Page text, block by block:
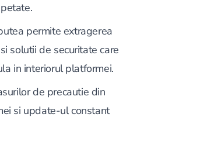
permite extragerea
solutii de securitate care
in interiorul platformei.
de precautie din
si update-ul constant